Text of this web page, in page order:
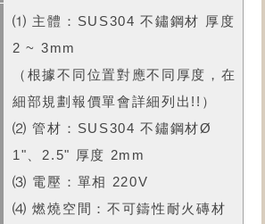
⑴ 主體：SUS304 不鏽鋼材 厚度
2 ~ 3mm
（根據不同位置對應不同厚度，在
細部規劃報價單會詳細列出!!）
⑵ 管材：SUS304 不鏽鋼材Ø
1"、2.5" 厚度 2mm
⑶ 電壓：單相 220V
⑷ 燃燒空間：不可鑄性耐火磚材